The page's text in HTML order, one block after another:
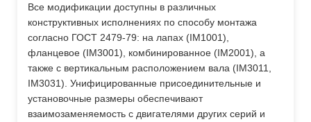
Все модификации доступны в различных
конструктивных исполнениях по способу монтажа
согласно ГОСТ 2479-79: на лапах (IM1001),
фланцевое (IM3001), комбинированное (IM2001), а
также с вертикальным расположением вала (IM3011,
IM3031). Унифицированные присоединительные и
установочные размеры обеспечивают
взаимозаменяемость с двигателями других серий и